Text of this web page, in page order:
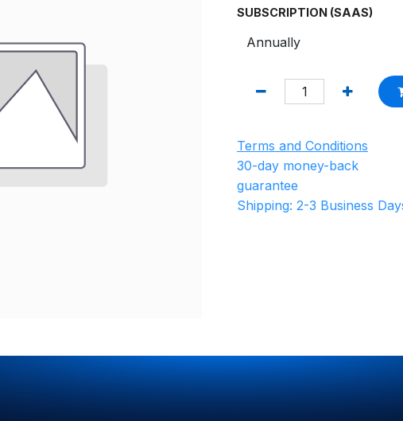
SUBSCRIPTION (SAAS)
Terms and Conditions
30-day money-back
guarantee
Shipping: 2-3 Business